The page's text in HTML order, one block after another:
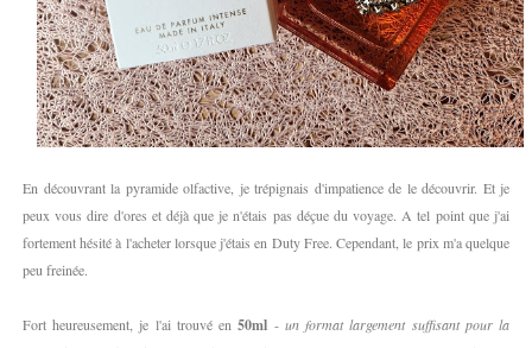
En découvrant la pyramide olfactive, je trépignais d'impatience de le découvrir. Et je
peux vous dire d'ores et déjà que je n'étais pas déçue du voyage. A tel point que j'ai
fortement hésité à l'acheter lorsque j'étais en Duty Free. Cependant, le prix m'a quelque
peu freinée.
Fort heureusement, je l'ai trouvé en50ml - un format largement suffisant pour la